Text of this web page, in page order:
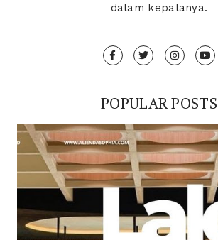
dalam kepalanya.
POPULAR POSTS